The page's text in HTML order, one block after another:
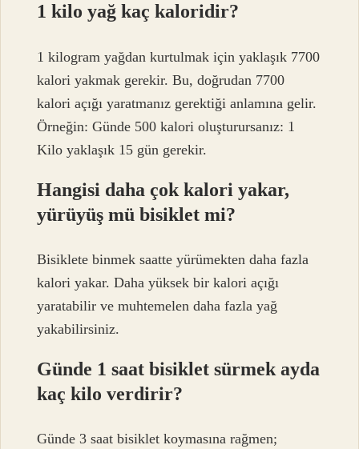
1 kilo yağ kaç kaloridir?
1 kilogram yağdan kurtulmak için yaklaşık 7700
kalori yakmak gerekir. Bu, doğrudan 7700
kalori açığı yaratmanız gerektiği anlamına gelir.
Örneğin: Günde 500 kalori oluşturursanız: 1
Kilo yaklaşık 15 gün gerekir.
Hangisi daha çok kalori yakar,
yürüyüş mü bisiklet mi?
Bisiklete binmek saatte yürümekten daha fazla
kalori yakar. Daha yüksek bir kalori açığı
yaratabilir ve muhtemelen daha fazla yağ
yakabilirsiniz.
Günde 1 saat bisiklet sürmek ayda
kaç kilo verdirir?
Günde 3 saat bisiklet koymasına rağmen;